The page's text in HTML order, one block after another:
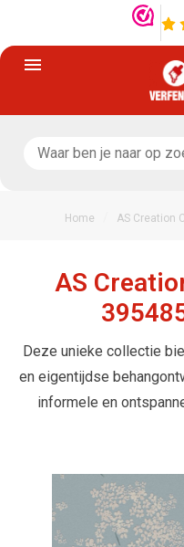
Home AS Creation
AS
Deze unieke collectie
en eigentijdse
informele en